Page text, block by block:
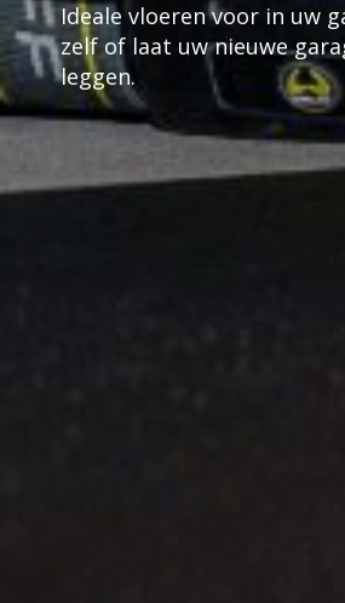
Ideale vloeren voor in uw
zelf of laat uw nieuwe
leggen.